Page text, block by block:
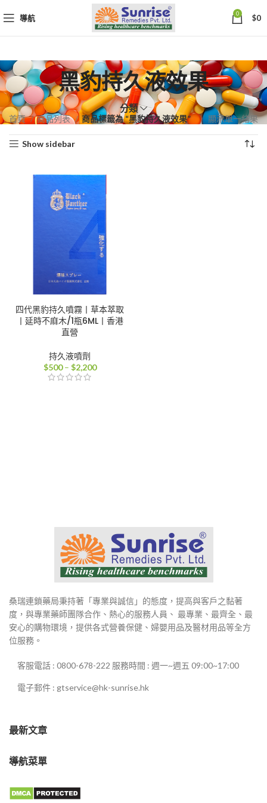
導航 0 $0
黑豹持久液效果
分類
首頁 商品列表 商品標籤為 “黑豹持久液效果” 顯示單一結果
Show sidebar
四代黑豹持久噴霧丨草本萃取
丨延時不麻木/1瓶6ML丨香港
直營
持久液噴劑
$500 – $2,200價
桑瑞連鎖藥局秉持著「專業與誠信」的態度，提高與客戶之黏著
度，與專業藥師團隊合作、熱心的服務人員、 最專業、最齊全、最
安心的購物環境，提供各式營養保健、婦嬰用品及醫材用品等全方
位服務。
客服電話 : 0800-678-222 服務時間 : 週一~週五 09:00~17:00
電子郵件 : gtservice@hk-sunrise.hk
最新文章
導航菜單